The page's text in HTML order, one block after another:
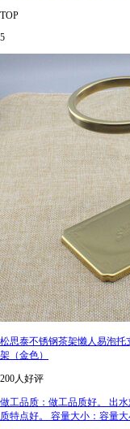
TOP
5
松思泰不锈钢茶架懒人易泡
架（金色）
200人好评
做工品质：做工品质好。 出
质特点好。 容量大小：容量